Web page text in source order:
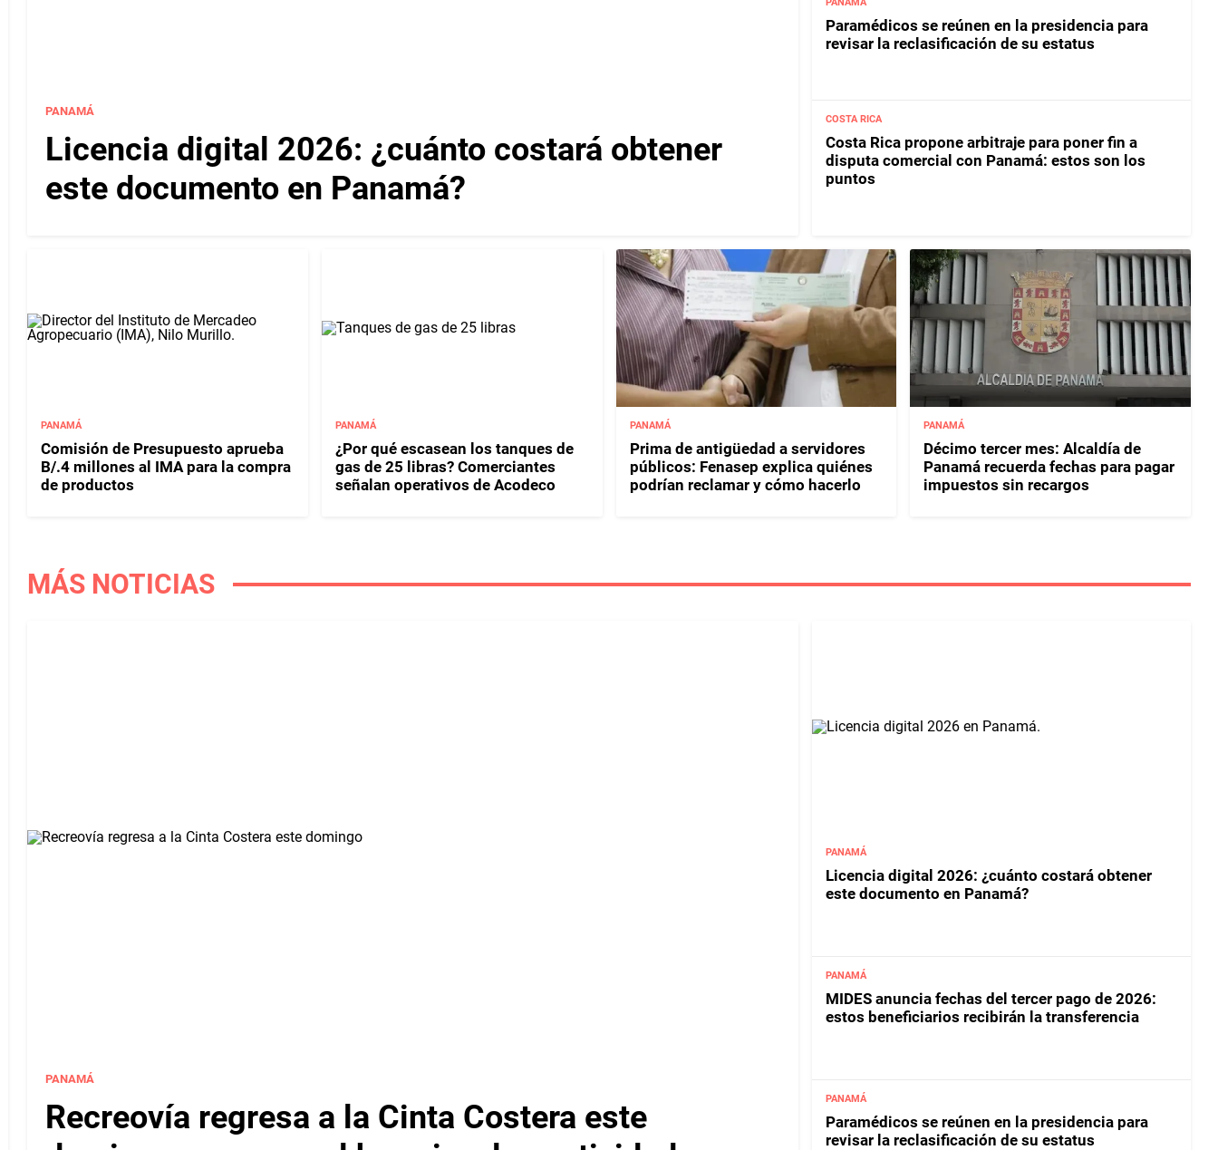
PANAMÁ
Licencia digital 2026: ¿cuánto costará obtener
este documento en Panamá?
Paramédicos se reúnen en la presidencia para
revisar la reclasificación de su estatus
COSTA RICA
Costa Rica propone arbitraje para poner fin a
disputa comercial con Panamá: estos son los
puntos
PANAMÁ
Comisión de Presupuesto aprueba
B/.4 millones al IMA para la compra
de productos
PANAMÁ
¿Por qué escasean los tanques de
gas de 25 libras? Comerciantes
señalan operativos de Acodeco
PANAMÁ
Prima de antigüedad a servidores
públicos: Fenasep explica quiénes
podrían reclamar y cómo hacerlo
PANAMÁ
Décimo tercer mes: Alcaldía de
Panamá recuerda fechas para pagar
impuestos sin recargos
MÁS NOTICIAS
PANAMÁ
Recreovía regresa a la Cinta Costera este
PANAMÁ
Licencia digital 2026: ¿cuánto costará obtener
este documento en Panamá?
PANAMÁ
MIDES anuncia fechas del tercer pago de 2026:
estos beneficiarios recibirán la transferencia
PANAMÁ
Paramédicos se reúnen en la presidencia para
revisar la reclasificación de su estatus